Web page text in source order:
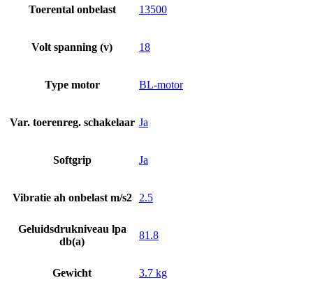
Toerental onbelast 13500
Volt spanning (v) 18
Type motor BL-motor
Var. toerenreg. schakelaar Ja
Softgrip Ja
Vibratie ah onbelast m/s2 2.5
Geluidsdrukniveau lpa
db(a)
81.8
Gewicht 3.7 kg